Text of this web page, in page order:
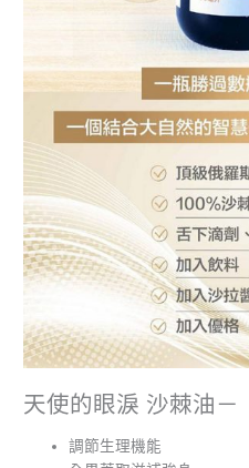
天使的眼淚 沙棘油－
調節生理機能